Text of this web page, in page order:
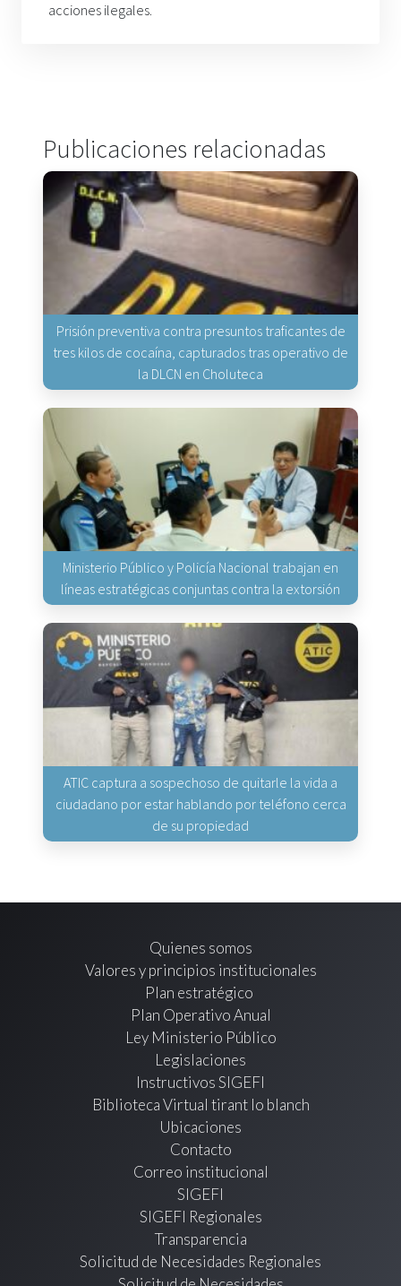
acciones ilegales.
Publicaciones relacionadas
Prisión preventiva contra presuntos traficantes de
tres kilos de cocaína, capturados tras operativo de
la DLCN en Choluteca
Ministerio Público y Policía Nacional trabajan en
líneas estratégicas conjuntas contra la extorsión
ATIC captura a sospechoso de quitarle la vida a
ciudadano por estar hablando por teléfono cerca
de su propiedad
Quienes somos
Valores y principios institucionales
Plan estratégico
Plan Operativo Anual
Ley Ministerio Público
Legislaciones
Instructivos SIGEFI
Biblioteca Virtual tirant lo blanch
Ubicaciones
Contacto
Correo institucional
SIGEFI
SIGEFI Regionales
Transparencia
Solicitud de Necesidades Regionales